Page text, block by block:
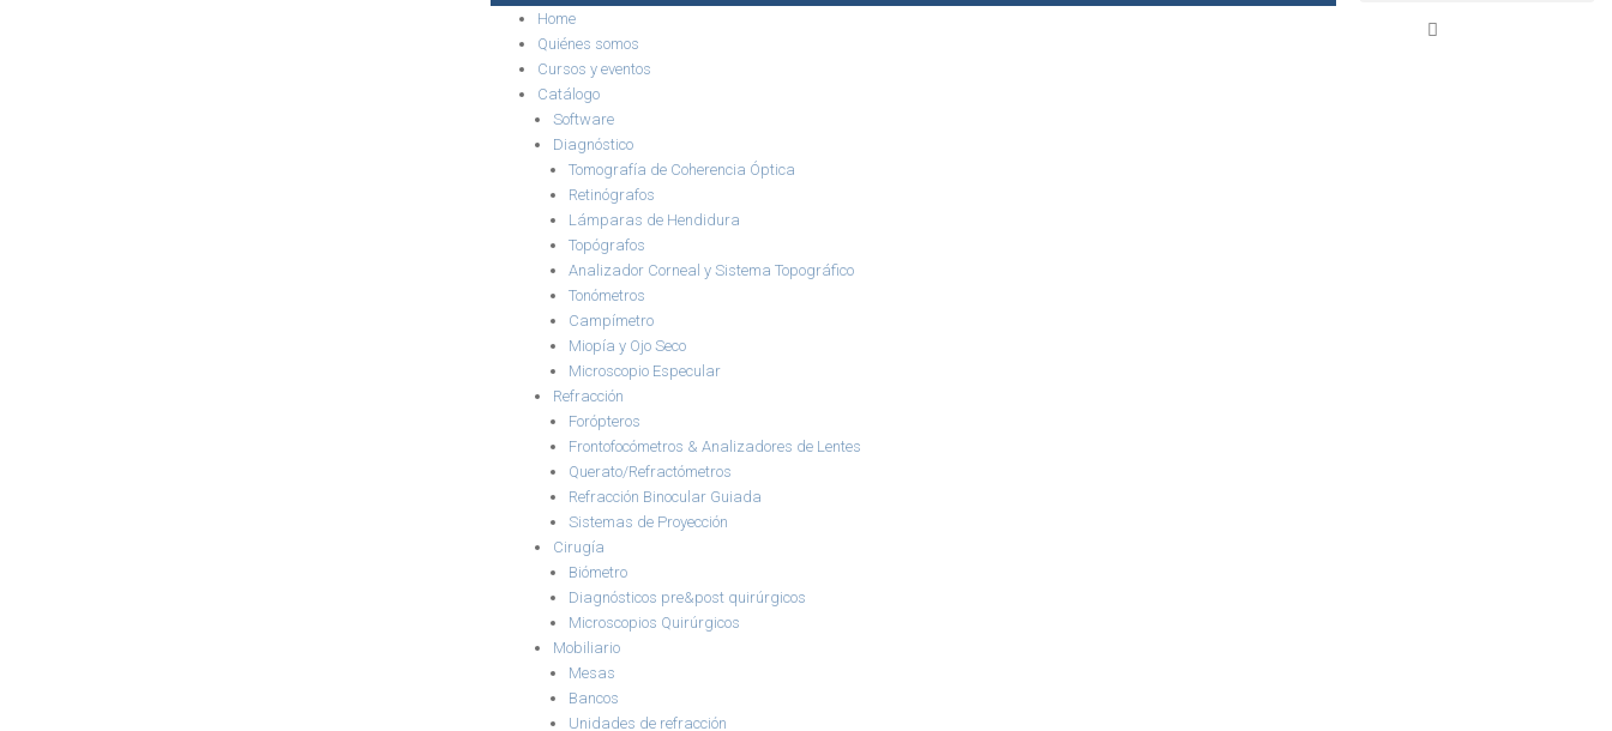
Home
Quiénes somos
Cursos y eventos
Catálogo
Software
Diagnóstico
Tomografía de Coherencia Óptica
Retinógrafos
Lámparas de Hendidura
Topógrafos
Analizador Corneal y Sistema Topográfico
Tonómetros
Campímetro
Miopía y Ojo Seco
Microscopio Especular
Refracción
Forópteros
Frontofocómetros & Analizadores de Lentes
Querato/Refractómetros
Refracción Binocular Guiada
Sistemas de Proyección
Cirugía
Biómetro
Diagnósticos pre&post quirúrgicos
Microscopios Quirúrgicos
Mobiliario
Mesas
Bancos
Unidades de refracción